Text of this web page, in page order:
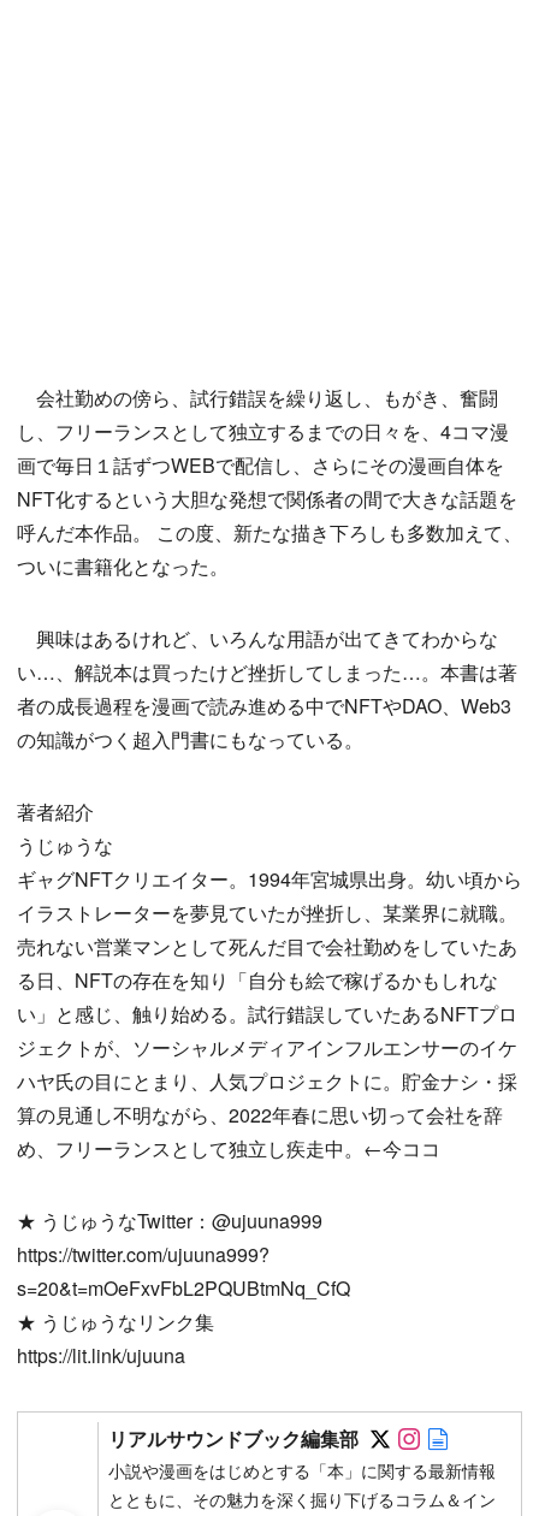
会社勤めの傍ら、試行錯誤を繰り返し、もがき、奮闘
し、フリーランスとして独立するまでの日々を、4コマ漫
画で毎日１話ずつWEBで配信し、さらにその漫画自体を
NFT化するという大胆な発想で関係者の間で大きな話題を
呼んだ本作品。 この度、新たな描き下ろしも多数加えて、
ついに書籍化となった。
興味はあるけれど、いろんな用語が出てきてわからな
い…、解説本は買ったけど挫折してしまった…。本書は著
者の成長過程を漫画で読み進める中でNFTやDAO、Web3
の知識がつく超入門書にもなっている。
著者紹介
うじゅうな
ギャグNFTクリエイター。1994年宮城県出身。幼い頃から
イラストレーターを夢見ていたが挫折し、某業界に就職。
売れない営業マンとして死んだ目で会社勤めをしていたあ
る日、NFTの存在を知り「自分も絵で稼げるかもしれな
い」と感じ、触り始める。試行錯誤していたあるNFTプロ
ジェクトが、ソーシャルメディアインフルエンサーのイケ
ハヤ氏の目にとまり、人気プロジェクトに。貯金ナシ・採
算の見通し不明ながら、2022年春に思い切って会社を辞
め、フリーランスとして独立し疾走中。←今ココ
★ うじゅうなTwitter：@ujuuna999
https://twitter.com/ujuuna999?
s=20&t=mOeFxvFbL2PQUBtmNq_CfQ
★ うじゅうなリンク集
https://lit.link/ujuuna
リアルサウンドブック編集部 Follow on
Follow on
小説や漫画をはじめとする「本」に関する最新情報
とともに、その魅力を深く掘り下げるコラム＆イン